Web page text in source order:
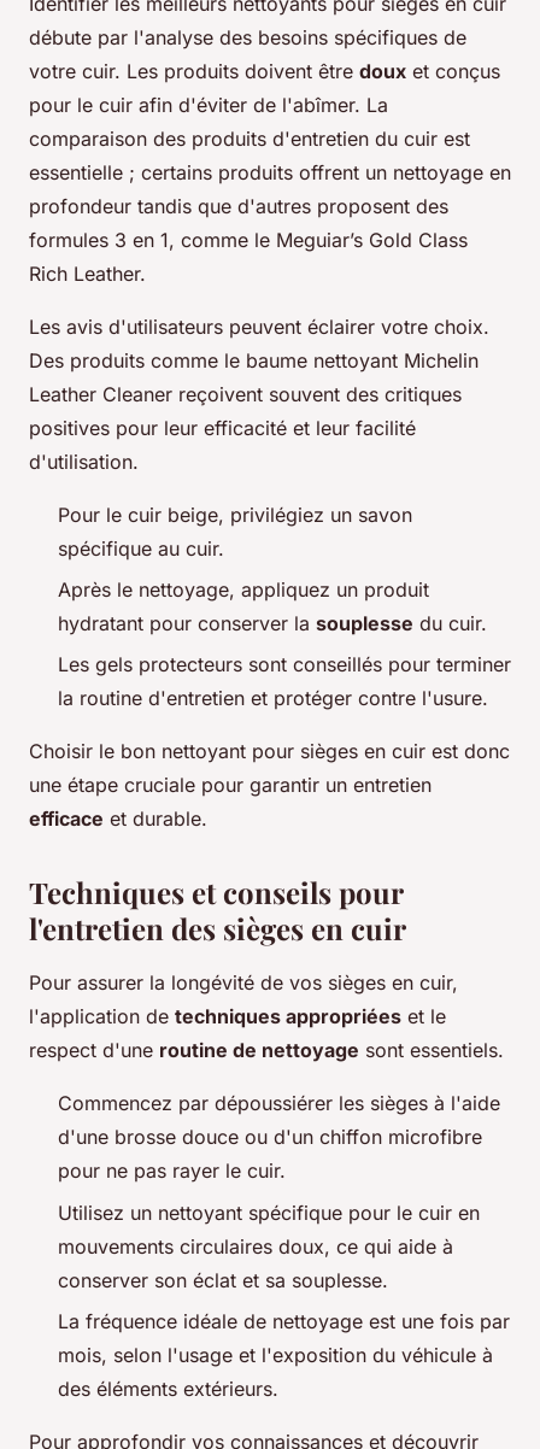
débute par l'analyse des besoins spécifiques de
votre cuir. Les produits doivent être doux et conçus
pour le cuir afin d'éviter de l'abîmer. La
comparaison des produits d'entretien du cuir est
essentielle ; certains produits offrent un nettoyage en
profondeur tandis que d'autres proposent des
formules 3 en 1, comme le Meguiar’s Gold Class
Rich Leather.
Les avis d'utilisateurs peuvent éclairer votre choix.
Des produits comme le baume nettoyant Michelin
Leather Cleaner reçoivent souvent des critiques
positives pour leur efficacité et leur facilité
d'utilisation.
Pour le cuir beige, privilégiez un savon
spécifique au cuir.
Après le nettoyage, appliquez un produit
hydratant pour conserver la souplesse du cuir.
Les gels protecteurs sont conseillés pour terminer
la routine d'entretien et protéger contre l'usure.
Choisir le bon nettoyant pour sièges en cuir est donc
une étape cruciale pour garantir un entretien
efficace et durable.
Techniques et conseils pour
l'entretien des sièges en cuir
Pour assurer la longévité de vos sièges en cuir,
l'application de techniques appropriées et le
respect d'une routine de nettoyage sont essentiels.
Commencez par dépoussiérer les sièges à l'aide
d'une brosse douce ou d'un chiffon microfibre
pour ne pas rayer le cuir.
Utilisez un nettoyant spécifique pour le cuir en
mouvements circulaires doux, ce qui aide à
conserver son éclat et sa souplesse.
La fréquence idéale de nettoyage est une fois par
mois, selon l'usage et l'exposition du véhicule à
des éléments extérieurs.
Pour approfondir vos connaissances et découvrir